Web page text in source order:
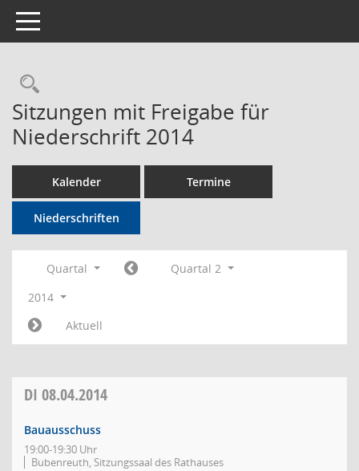
Toggle navigation
Rechercheauswahl
Sitzungen mit Freigabe für
Niederschrift 2014
Kalender Termine
Niederschriften
Quartal
Quartal 2
2014
Aktuell
DI 08.04.2014
Bauausschuss
19:00-19:30 Uhr
Bubenreuth, Sitzungssaal des Rathauses